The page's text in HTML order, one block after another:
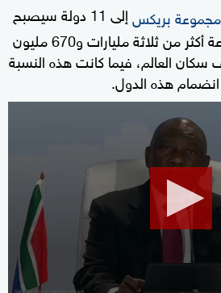
مجموعة بريكس
إلى 11 دولة سيصبح
عدد سكان دول المجموعة أكثر من ثلاثة مليارات و670 مليون
العالم، فيما كانت هذه النسبة
seconds